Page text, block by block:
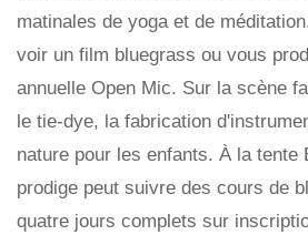
matinales de yoga et de
voir un film bluegrass ou vous
annuelle Open Mic. Sur la scène
le tie-dye, la fabrication
nature pour les enfants. À la tente
prodige peut suivre des cours de
quatre jours complets sur